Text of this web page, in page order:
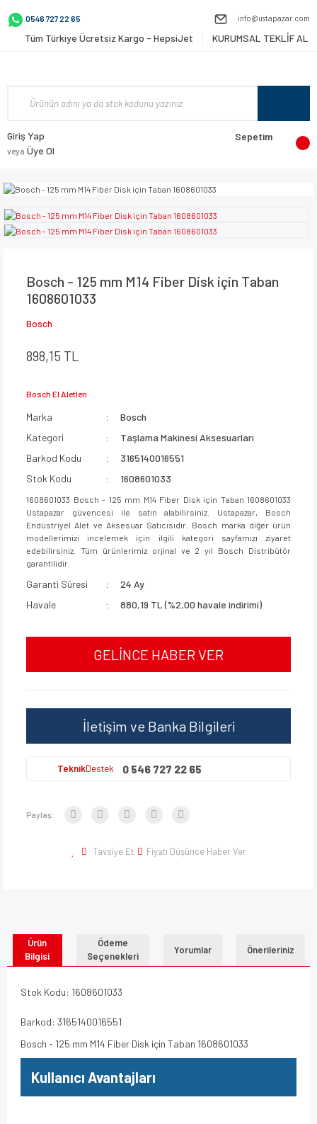
0546 727 22 65 info@ustapazar.com
Tüm Türkiye Ücretsiz Kargo - HepsiJet KURUMSAL TEKLİF AL
Giriş Yap
veya Üye Ol
Sepetim
Bosch - 125 mm M14 Fiber Disk için Taban
1608601033
Bosch
898,15 TL
Bosch El Aletleri
Marka
Bosch
Kategori
Taşlama Makinesi Aksesuarları
Barkod Kodu
3165140016551
Stok Kodu
1608601033
1608601033 Bosch - 125 mm M14 Fiber Disk için Taban 1608601033
Ustapazar güvencesi ile satın alabilirsiniz. Ustapazar, Bosch
Endüstriyel Alet ve Aksesuar Satıcısıdır. Bosch marka diğer ürün
modellerimizi incelemek için ilgili kategori sayfamızı ziyaret
edebilirsiniz. Tüm ürünlerimiz orjinal ve 2 yıl Bosch Distribütör
garantilidir.
Garanti Süresi
24 Ay
Havale
880,19 TL (%2,00 havale indirimi)
GELİNCE HABER VER
İletişim ve Banka Bilgileri
TeknikDestek 0 546 727 22 65
Paylaş:
Tavsiye Et Fiyatı Düşünce Haber Ver
Ürün
Bilgisi
Ödeme
Seçenekleri
Yorumlar Önerileriniz
Stok Kodu: 1608601033
Barkod: 3165140016551
Bosch - 125 mm M14 Fiber Disk için Taban 1608601033
Kullanıcı Avantajları